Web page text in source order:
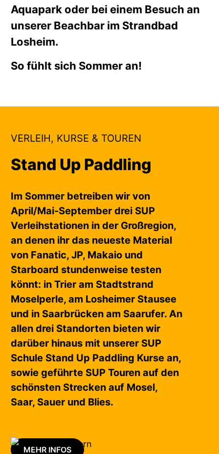
Aquapark oder bei einem Besuch an
unserer Beachbar im Strandbad
Losheim.
So fühlt sich Sommer an!
VERLEIH, KURSE & TOUREN
Stand Up Paddling
Im Sommer betreiben wir von
April/Mai-September drei SUP
Verleihstationen in der Großregion,
an denen ihr das neueste Material
von Fanatic, JP, Makaio und
Starboard stundenweise testen
könnt: in Trier am Stadtstrand
Moselperle, am Losheimer Stausee
und in Saarbrücken am Saarufer. An
allen drei Standorten bieten wir
darüber hinaus mit unserer SUP
Schule Stand Up Paddling Kurse an,
sowie geführte SUP Touren auf den
schönsten Strecken auf Mosel,
Saar, Sauer und Blies.
MEHR INFOS